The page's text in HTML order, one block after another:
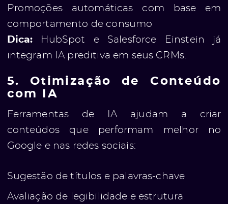
Promoções automáticas com base em
comportamento de consumo
Dica: HubSpot e Salesforce Einstein já
integram IA preditiva em seus CRMs.
5. Otimização de Conteúdo
com IA
Ferramentas de IA ajudam a criar
conteúdos que performam melhor no
Google e nas redes sociais:
Sugestão de títulos e palavras-chave
Avaliação de legibilidade e estrutura